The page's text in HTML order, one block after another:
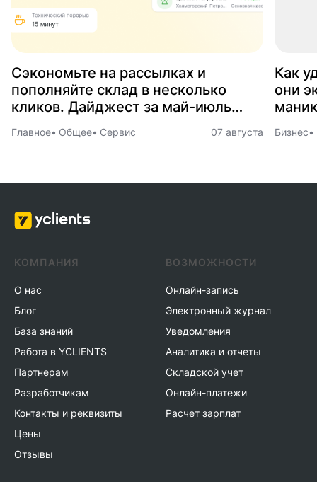
Сэкономьте на рассылках и
пополняйте склад в несколько
кликов. Дайджест за май-июль
Главное Общее Сервис 07 августа
Как
они
Бизнес
КОМПАНИЯ
О нас
Блог
База знаний
Работа в YCLIENTS
Партнерам
Разработчикам
Контакты и реквизиты
Цены
Отзывы
ВОЗМОЖНОСТИ
Онлайн-запись
Электронный журнал
Уведомления
Аналитика и отчеты
Складской учет
Онлайн-платежи
Расчет зарплат